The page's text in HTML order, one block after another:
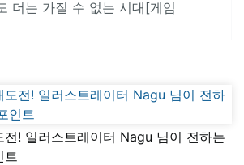
더는 가질 수 없는 시대[게임
전! 일러스트레이터 Nagu 님이 전하는
트